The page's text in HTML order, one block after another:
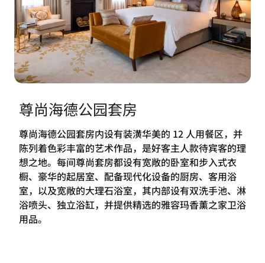
尊尚海德公园套房
尊尚海德公园套房内设有装潢华美的 12 人用餐区，并
陈列着色彩丰富的艺术作品，是好客主人款待宾客的理
想之地。每间尊尚套房都设有宽敞的卧室和步入式衣
橱、豪华的起居室、配备现代化设备的厨房、客用浴
室，以及宽敞的大理石浴室，其内部设有双洗手池、淋
浴喷头、独立浴缸，并提供精选的雅容玛香薰之家卫浴
用品。